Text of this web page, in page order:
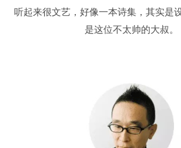
听起来很文艺， 好像一本诗集， 其实是
是这位不太帅的大叔。